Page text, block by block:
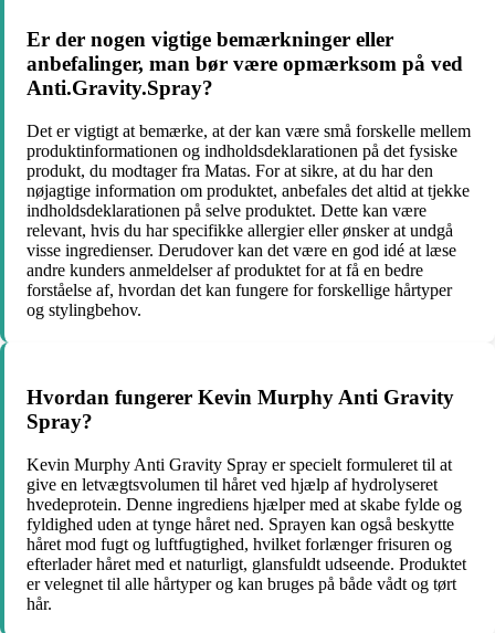
Er der nogen vigtige bemærkninger eller
anbefalinger, man bør være opmærksom på ved
Anti.Gravity.Spray?
Det er vigtigt at bemærke, at der kan være små forskelle mellem
produktinformationen og indholdsdeklarationen på det fysiske
produkt, du modtager fra Matas. For at sikre, at du har den
nøjagtige information om produktet, anbefales det altid at tjekke
indholdsdeklarationen på selve produktet. Dette kan være
relevant, hvis du har specifikke allergier eller ønsker at undgå
visse ingredienser. Derudover kan det være en god idé at læse
andre kunders anmeldelser af produktet for at få en bedre
forståelse af, hvordan det kan fungere for forskellige hårtyper
og stylingbehov.
Hvordan fungerer Kevin Murphy Anti Gravity
Spray?
Kevin Murphy Anti Gravity Spray er specielt formuleret til at
give en letvægtsvolumen til håret ved hjælp af hydrolyseret
hvedeprotein. Denne ingrediens hjælper med at skabe fylde og
fyldighed uden at tynge håret ned. Sprayen kan også beskytte
håret mod fugt og luftfugtighed, hvilket forlænger frisuren og
efterlader håret med et naturligt, glansfuldt udseende. Produktet
er velegnet til alle hårtyper og kan bruges på både vådt og tørt
hår.